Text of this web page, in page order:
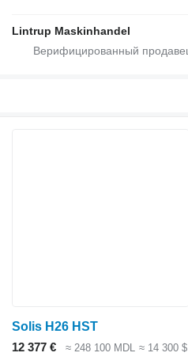
Lintrup Maskinhandel
Solis H26 HST
12 377 €
≈ 248 100 MDL ≈ 14 300 $